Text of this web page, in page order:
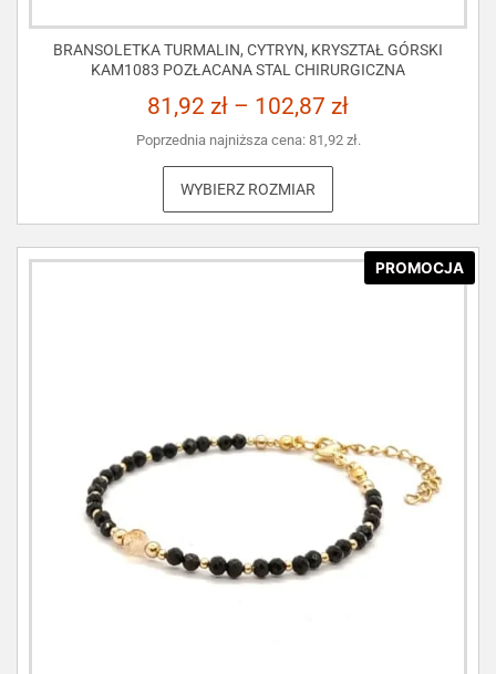
BRANSOLETKA TURMALIN, CYTRYN, KRYSZTAŁ GÓRSKI
KAM1083 POZŁACANA STAL CHIRURGICZNA
81,92 zł – 102,87 zł
Poprzednia najniższa cena: 81,92 zł.
WYBIERZ ROZMIAR
PROMOCJA